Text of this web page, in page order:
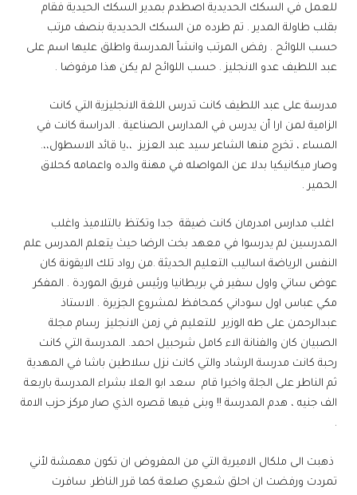
للعمل في السكك الحديدية اصطدم بمدير السكك الحيدية فقام
بقلب طاولة المدير . تم طرده من السكك الحديدية بنصف مرتب
حسب اللوائح . رفض المرتب وانشأ المدرسة واطلق عليها اسم على
عبد اللطيف عدو الانجليز . حسب اللوائح لم يكن هذا مرفوضا .
مدرسة على عبد اللطيف كانت تدرس اللغة الانجليزية التي كانت
الزامية لمن ارا أن يدرس في المدارس الصناعية . الدراسة كانت في
المساء ، تخرج منها الشاعر سيد عبد العزيز ،،يا قائد الاسطول،،.
وصار ميكانيكيا بدلا عن المواصله في مهنة والده واعمامه كحلاق
الحمير .
اغلب مدارس امدرمان كانت ضيقة جدا وتكتظ بالتلاميذ واغلب
المدرسين لم يدرسوا في معهد بخت الرضا حيث يتعلم المدرس علم
النفس الرياضة اساليب التعليم الحديثة .من رواد تلك الايقونة كان
عوض ساتي واول سفير في بريطانيا ورئيس فريق الموردة . المفكر
مكي عباس اول سوداني كمحافظ لمشروع الجزيرة . الاستاذ
عبدالرحمن على طه الوزير للتعليم في زمن الانجليز رسام مجلة
الصبيان كان والفنانة الاء كامل شرحبيل احمد. المدرسة التي كانت
رحبة كانت مدرسة الرشاد والتي كانت نزل سلاطين باشا في المهدية
ثم الناطر على الجلة واخيرا قام سعد ابو العلا بشراء المدرسة باربعة
الف جنيه ، هدم المدرسة !! وبنى فيها قصره الذي صار مركز حزب الامة
.
ذهبت الى ملكال الاميرية التي من المفروض ان تكون مهمشة لأني
تمردت ورفضت ان احلق شعري صلعة كما قرر الناظر. سافرت